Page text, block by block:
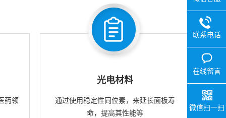
药领
光电材料
通过使用稳定性同位素，来延长面板寿
命，提高其性能等
联系电话
在线留言
微信扫一扫